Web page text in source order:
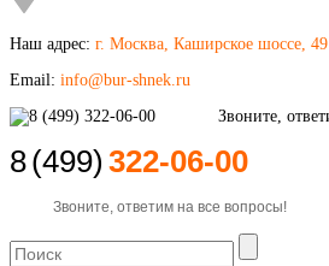
Наш адрес: г. Москва, Каширское шоссе, 49
Email: info@bur-shnek.ru
8(499) 322-06-00
Звоните, ответим на все вопросы!